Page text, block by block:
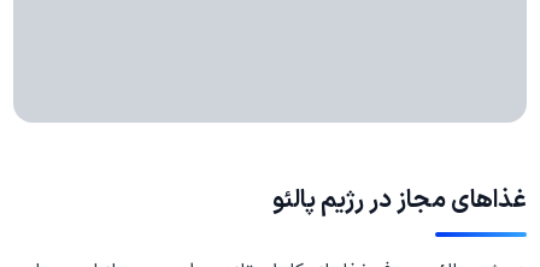
غذاهای مجاز در رژیم پالئو